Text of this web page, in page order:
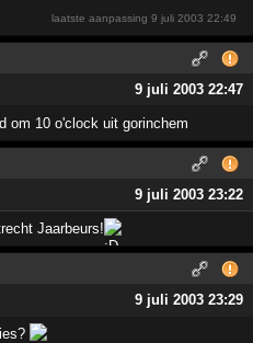
laatste aanpassing9 juli 2003 22:49
9 juli 2003 22:47
om 10 o'clock uit gorinchem
9 juli 2003 23:22
Jaarbeurs!
9 juli 2003 23:29